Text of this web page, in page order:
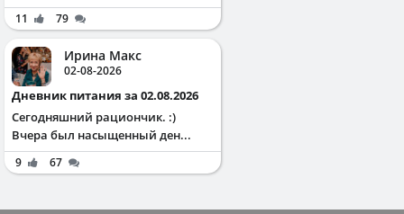
11 79
Ирина Макс
02-08-2026
Дневник питания за 02.08.2026
Сегодняшний рациончик. :)
Вчера был насыщенный ден...
9 67